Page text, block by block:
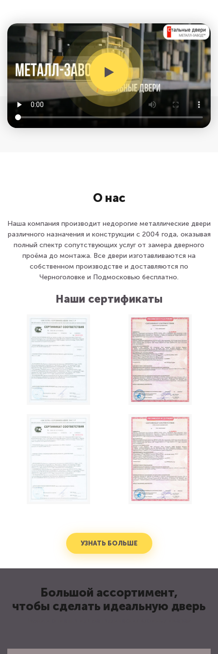
Наша компания производит недорогие металлические двери
полный спектр сопутствующих услуг от замера дверного
проёма до монтажа. Все двери изготавливаются на
собственном производстве и доставляются по
Черноголовке и Подмосковью бесплатно.
Наши сертификаты
Большой ассортимент,
Замки и отделка для металлических входных дверей